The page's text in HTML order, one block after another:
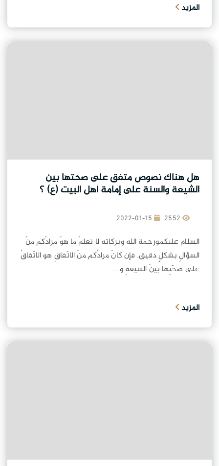
المزيد
هل هناك نصوص متفق على صحتها بين
الشيعة والسنة على إمامة أهل البيت (ع) ؟
2022-01-15
السلام عليكمورحمة الله وبركاته لا نعلمُ ما هوَ مرادُكم منَ
السؤالِ بشكلٍ دقيق. فإن كانَ مرادُكم منَ الاتّفاقِ هو الاتّفاقُ
على صحّتِها بينَ الشيعةِ و...
المزيد